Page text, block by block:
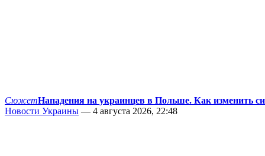
СюжетНападения на украинцев в Польше. Как изменить
Новости Украины — 4 августа 2026, 22:48